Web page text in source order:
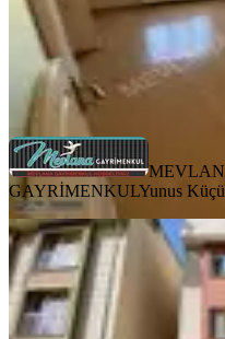
MEVLANA GAYRİMENKUL
Ara
GAYRİMENKULYunus
YENİ
M.akif
75m2
İstanbul,